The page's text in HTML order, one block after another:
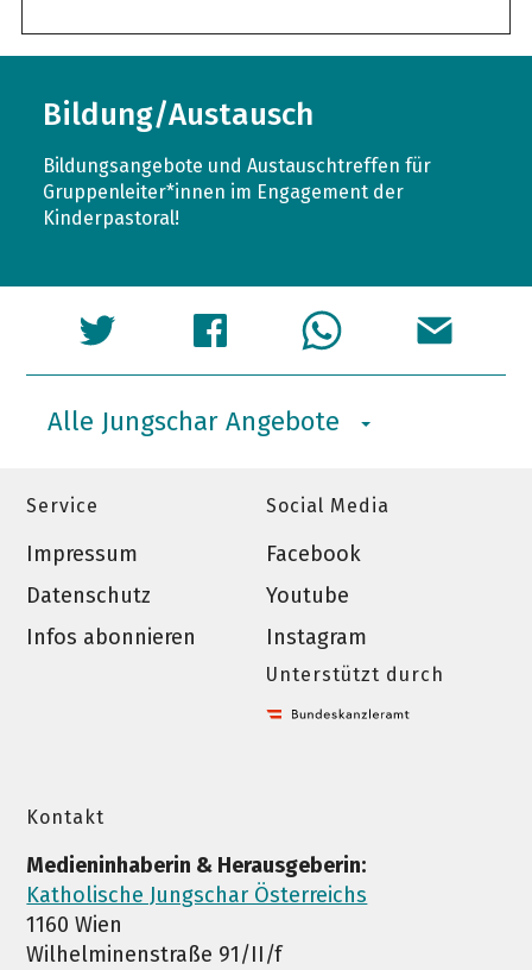
Bildung/Austausch
Bildungsangebote und Austauschtreffen für
Gruppenleiter*innen im Engagement der
Kinderpastoral!
Alle Jungschar Angebote
Service
Impressum
Datenschutz
Infos abonnieren
Social Media
Facebook
Youtube
Instagram
Unterstützt durch
Kontakt
Medieninhaberin & Herausgeberin:
Katholische Jungschar Österreichs
1160 Wien
Wilhelminenstraße 91/II/f